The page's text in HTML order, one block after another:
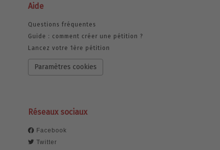
Aide
Questions fréquentes
Guide : comment créer une pétition ?
Lancez votre 1ère pétition
Paramètres cookies
Réseaux sociaux
Facebook
Twitter